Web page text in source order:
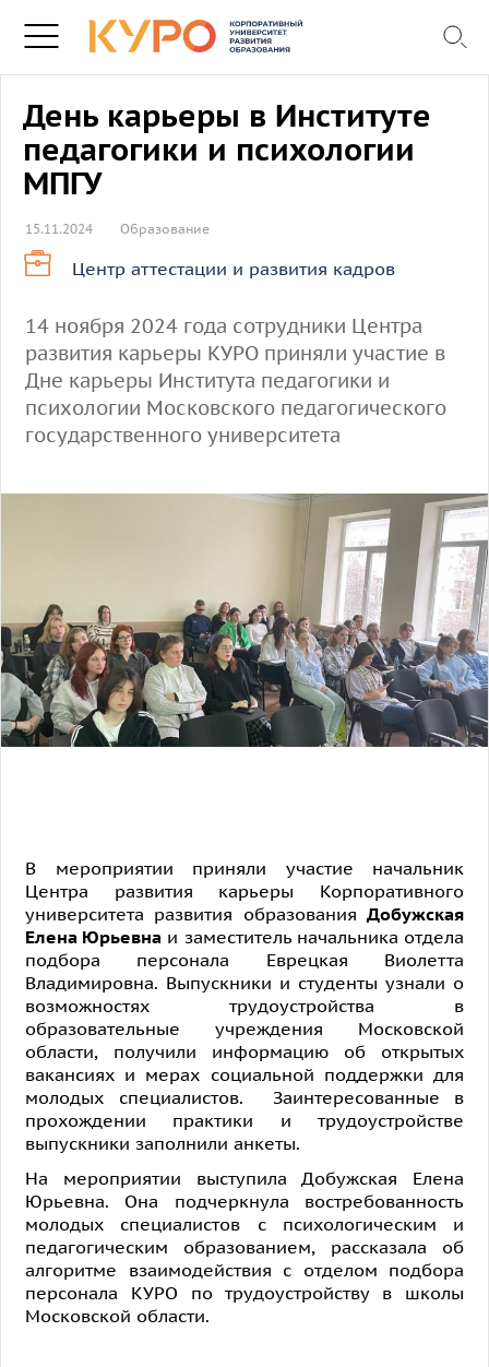
День карьеры в Институте
педагогики и психологии
МПГУ
15.11.2024 Образование
Центр аттестации и развития кадров
14 ноября 2024 года сотрудники Центра
развития карьеры КУРО приняли участие в
Дне карьеры Института педагогики и
психологии Московского педагогического
государственного университета
В мероприятии приняли участие начальник
Центра развития карьеры Корпоративного
университета развития образования Добужская
Елена Юрьевна и заместитель начальника отдела
подбора персонала Еврецкая Виолетта
Владимировна. Выпускники и студенты узнали о
возможностях трудоустройства в
образовательные учреждения Московской
области, получили информацию об открытых
вакансиях и мерах социальной поддержки для
молодых специалистов. Заинтересованные в
прохождении практики и трудоустройстве
выпускники заполнили анкеты.
На мероприятии выступила Добужская Елена
Юрьевна. Она подчеркнула востребованность
молодых специалистов с психологическим и
педагогическим образованием, рассказала об
алгоритме взаимодействия с отделом подбора
персонала КУРО по трудоустройству в школы
Московской области.